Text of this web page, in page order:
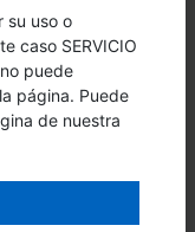
su uso o
caso SERVICIO
no puede
página. Puede
de nuestra